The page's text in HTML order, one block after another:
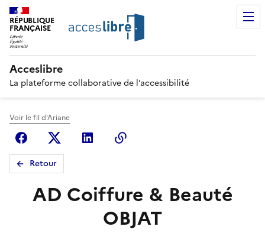
RÉPUBLIQUE
FRANÇAISE
Acceslibre
La plateforme collaborative de l’accessibilité
Voir le fil d'Ariane
FacebookX (anciennement Twitter)
Linkedin
Retour
AD Coiffure & Beauté
OBJAT